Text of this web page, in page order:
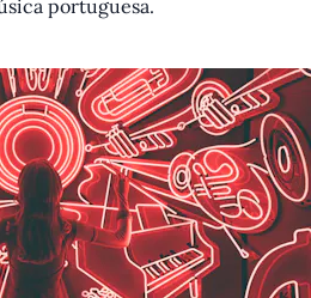
portuguesa.